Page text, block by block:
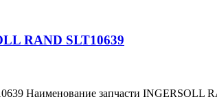
RAND SLT10639
Наименование запчасти